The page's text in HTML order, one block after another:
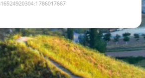
:1786017667